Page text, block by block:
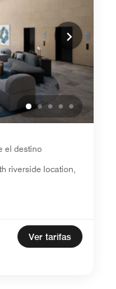
el destino
riverside location,
Ver tarifas